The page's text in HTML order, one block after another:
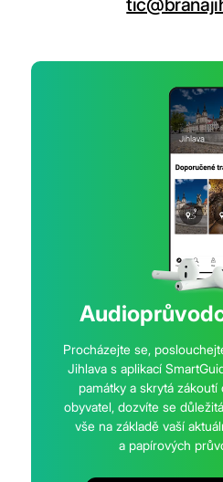
Procházejte se,
Jihlava s aplikací
památky a skrytá
obyvatel, dozvíte se
vše na základě vaší
a papírových